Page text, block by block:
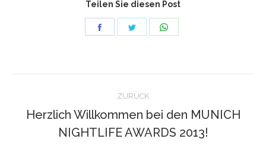
Teilen Sie diesen Post
Share
Share
Kommentarnavigation
ZURÜCK
Vorheriger
Beitrag:
Herzlich Willkommen bei den MUNICH
NIGHTLIFE AWARDS 2013!